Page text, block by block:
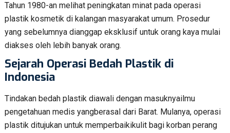
Tahun 1980-an melihat peningkatan minat pada operasi
plastik kosmetik di kalangan masyarakat umum. Prosedur
yang sebelumnya dianggap eksklusif untuk orang kaya mulai
diakses oleh lebih banyak orang.
Sejarah Operasi Bedah Plastik di
Indonesia
Tindakan bedah plastik diawali dengan masuknyailmu
pengetahuan medis yangberasal dari Barat. Mulanya, operasi
plastik ditujukan untuk memperbaikikulit bagi korban perang